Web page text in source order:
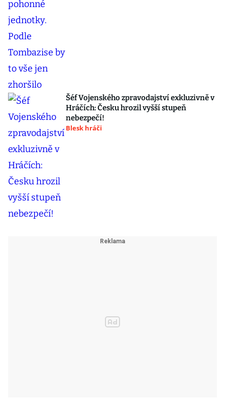
Šéf Vojenského zpravodajství exkluzivně v
Hráčích: Česku hrozil vyšší stupeň
nebezpečí!
Blesk hráči